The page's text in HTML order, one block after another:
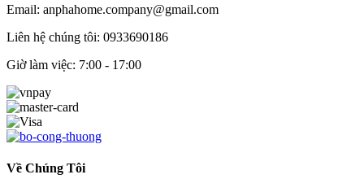
Email: anphahome.company@gmail.com
Liên hệ chúng tôi: 0933690186
Giờ làm việc: 7:00 - 17:00
Về Chúng Tôi